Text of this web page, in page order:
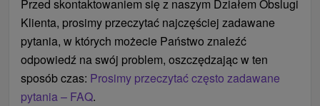
Przed skontaktowaniem się z naszym Działem Obslugi
Klienta, prosimy przeczytać najczęściej zadawane
pytania, w których możecie Państwo znaleźć
odpowiedź na swój problem, oszczędzając w ten
sposób czas: Prosimy przeczytać często zadawane
pytania – FAQ.